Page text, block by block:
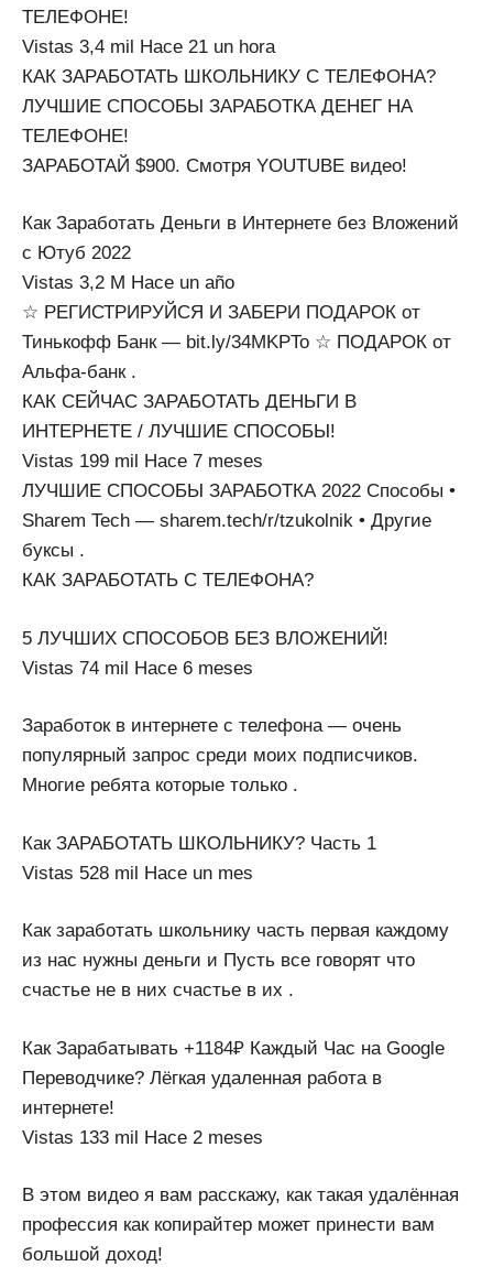
ТЕЛЕФОНЕ!
Vistas 3,4 mil Hace 21 un hora
КАК ЗАРАБОТАТЬ ШКОЛЬНИКУ С ТЕЛЕФОНА?
ЛУЧШИЕ СПОСОБЫ ЗАРАБОТКА ДЕНЕГ НА
ТЕЛЕФОНЕ!
ЗАРАБОТАЙ $900. Смотря YOUTUBE видео!
Как Заработать Деньги в Интернете без Вложений
с Ютуб 2022
Vistas 3,2 M Hace un año
☆ РЕГИСТРИРУЙСЯ И ЗАБЕРИ ПОДАРОК от
Тинькофф Банк — bit.ly/34MKPTo ☆ ПОДАРОК от
Альфа-банк .
КАК СЕЙЧАС ЗАРАБОТАТЬ ДЕНЬГИ В
ИНТЕРНЕТЕ / ЛУЧШИЕ СПОСОБЫ!
Vistas 199 mil Hace 7 meses
ЛУЧШИЕ СПОСОБЫ ЗАРАБОТКА 2022 Способы •
Sharem Tech — sharem.tech/r/tzukolnik • Другие
буксы .
КАК ЗАРАБОТАТЬ С ТЕЛЕФОНА?
5 ЛУЧШИХ СПОСОБОВ БЕЗ ВЛОЖЕНИЙ!
Vistas 74 mil Hace 6 meses
Заработок в интернете с телефона — очень
популярный запрос среди моих подписчиков.
Многие ребята которые только .
Как ЗАРАБОТАТЬ ШКОЛЬНИКУ? Часть 1
Vistas 528 mil Hace un mes
Как заработать школьнику часть первая каждому
из нас нужны деньги и Пусть все говорят что
счастье не в них счастье в их .
Как Зарабатывать +1184₽ Каждый Час на Google
Переводчике? Лёгкая удаленная работа в
интернете!
Vistas 133 mil Hace 2 meses
В этом видео я вам расскажу, как такая удалённая
профессия как копирайтер может принести вам
большой доход!